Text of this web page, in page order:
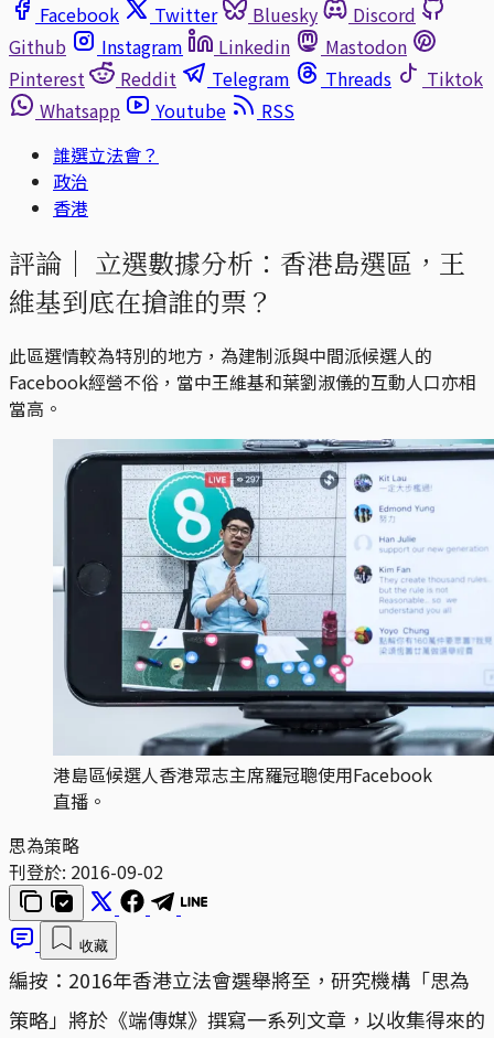
Facebook
Twitter Bluesky
Discord
Github
Instagram Linkedin
Mastodon
Pinterest
Reddit Telegram Threads
Tiktok
Whatsapp
Youtube
RSS
誰選立法會？
政治
香港
評論｜ 立選數據分析：香港島選區，王
維基到底在搶誰的票？
此區選情較為特別的地方，為建制派與中間派候選人的
Facebook經營不俗，當中王維基和葉劉淑儀的互動人口亦相
當高。
港島區候選人香港眾志主席羅冠聰使用Facebook
直播。
思為策略
刊登於: 2016-09-02
收藏
編按：2016年香港立法會選舉將至，研究機構「思為
策略」將於《端傳媒》撰寫一系列文章，以收集得來的